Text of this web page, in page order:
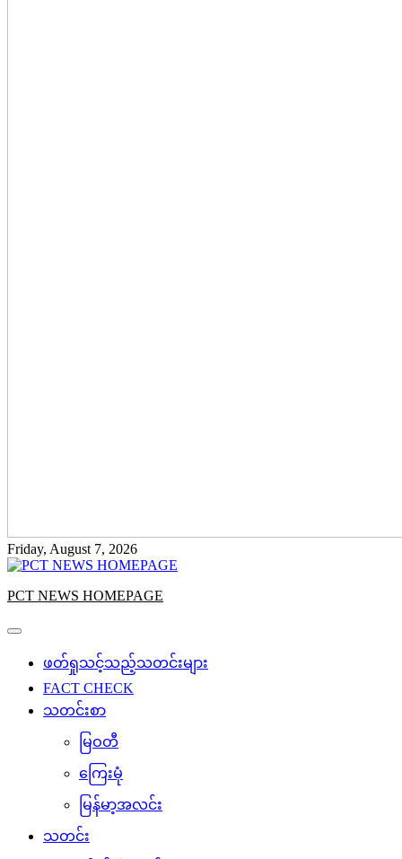
Friday, August 7, 2026
PCT NEWS HOMEPAGE
ဖတ်ရှုသင့်သည့်သတင်းများ
FACT CHECK
သတင်းစာ
မြဝတီ
ကြေးမုံ
မြန်မာ့အလင်း
သတင်း